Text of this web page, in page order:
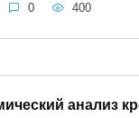
0 400
анализ